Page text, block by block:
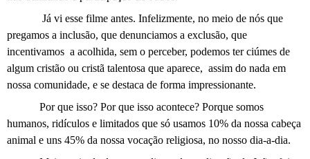
Já vi esse filme antes. Infelizmente, no meio de nós que
pregamos a inclusão, que denunciamos a exclusão, que
incentivamos a acolhida, sem o perceber, podemos ter ciúmes de
algum cristão ou cristã talentosa que aparece, assim do nada em
nossa comunidade, e se destaca de forma impressionante.
Por que isso? Por que isso acontece? Porque somos
humanos, ridículos e limitados que só usamos 10% da nossa cabeça
animal e uns 45% da nossa vocação religiosa, no nosso dia-a-dia.